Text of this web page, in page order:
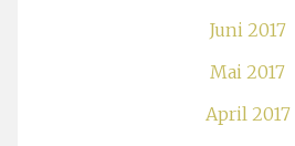
Juni 2017
Mai 2017
April 2017